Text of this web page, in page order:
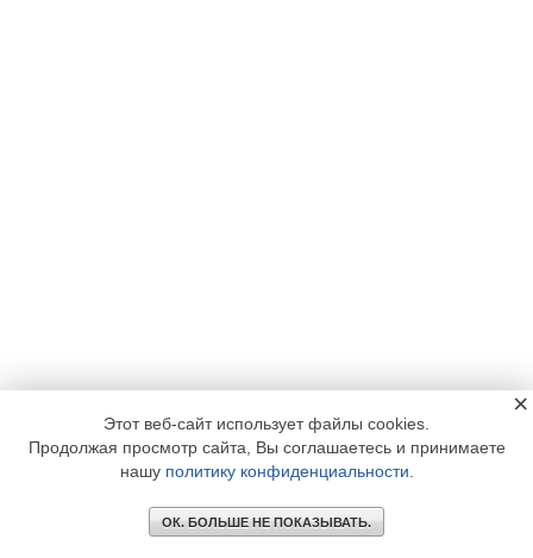
Этот веб-сайт использует файлы cookies.
Продолжая просмотр сайта, Вы соглашаетесь и принимаете
нашу политику конфиденциальности
ОК. БОЛЬШЕ НЕ ПОКАЗЫВАТЬ.
×